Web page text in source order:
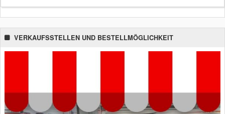
VERKAUFSSTELLEN UND BESTELLMÖGLICHKEIT